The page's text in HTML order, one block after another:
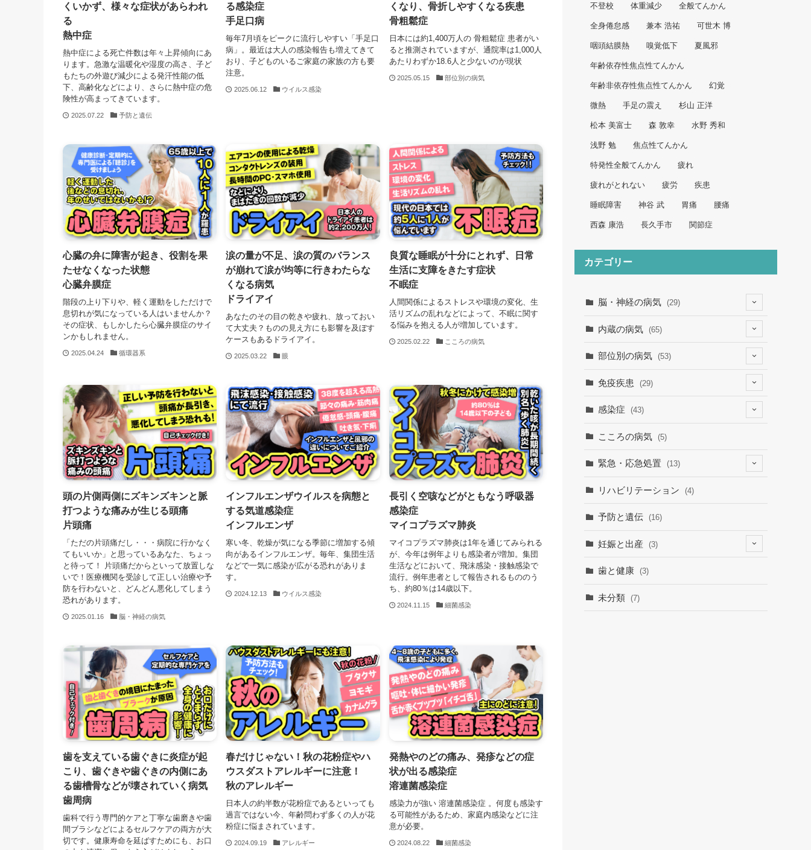
くいかず、様々な症状があらわれ
る
熱中症
熱中症による死亡件数は年々上昇傾向にあ
ります。急激な温暖化や湿度の高さ、子ど
もたちの外遊び減少による発汗性能の低
下、高齢化などにより、さらに熱中症の危
険性が高まってきています。
2025.07.22 予防と遺伝
る感染症
手足口病
毎年7月頃をピークに流行しやすい「手足口
病」。最近は大人の感染報告も増えてきて
おり、子どものいるご家庭の家族の方も要
注意。
2025.06.12 ウイルス感染
くなり、骨折しやすくなる疾患
骨粗鬆症
日本には約1,400万人の 骨粗鬆症 患者がい
ると推測されていますが、通院率は1,000人
あたりわずか18.6人と少ないのが現状
2025.05.15 部位別の病気
心臓の弁に障害が起き、役割を果
たせなくなった状態
心臓弁膜症
階段の上り下りや、軽く運動をしただけで
息切れが気になっている人はいませんか？
その症状、もしかしたら心臓弁膜症のサイ
ンかもしれません。
2025.04.24 循環器系
涙の量が不足、涙の質のバランス
が崩れて涙が均等に行きわたらな
くなる病気
ドライアイ
あなたのその目の乾きや疲れ、放っておい
て大丈夫？ものの見え方にも影響を及ぼす
ケースもあるドライアイ。
2025.03.22 眼
良質な睡眠が十分にとれず、日常
生活に支障をきたす症状
不眠症
人間関係によるストレスや環境の変化、生
活リズムの乱れなどによって、不眠に関す
る悩みを抱える人が増加しています。
2025.02.22 こころの病気
頭の片側両側にズキンズキンと脈
打つような痛みが生じる頭痛
片頭痛
「ただの片頭痛だし・・・病院に行かなく
てもいいか」と思っているあなた、ちょっ
と待って！ 片頭痛だからといって放置しな
いで！医療機関を受診して正しい治療や予
防を行わないと、どんどん悪化してしまう
恐れがあります。
2025.01.16 脳・神経の病気
インフルエンザウイルスを病態と
する気道感染症
インフルエンザ
寒い冬、乾燥が気になる季節に増加する傾
向があるインフルエンザ。毎年、集団生活
などで一気に感染が広がる恐れがありま
す。
2024.12.13 ウイルス感染
長引く空咳などがともなう呼吸器
感染症
マイコプラズマ肺炎
マイコプラズマ肺炎は1年を通じてみられる
が、今年は例年よりも感染者が増加。集団
生活などにおいて、飛沫感染・接触感染で
流行。例年患者として報告されるもののう
ち、約80％は14歳以下。
2024.11.15 細菌感染
歯を支えている歯ぐきに炎症が起
こり、歯ぐきや歯ぐきの内側にあ
る歯槽骨などが壊されていく病気
歯周病
歯科で行う専門的ケアと丁寧な歯磨きや歯
間ブラシなどによるセルフケアの両方が大
切です。健康寿命を延ばすためにも、お口
春だけじゃない！秋の花粉症やハ
ウスダストアレルギーに注意！
秋のアレルギー
日本人の約半数が花粉症であるといっても
過言ではない今、年齢問わず多くの人が花
粉症に悩まされています。
2024.09.19 アレルギー
発熱やのどの痛み、発疹などの症
状が出る感染症
溶連菌感染症
感染力が強い 溶連菌感染症 。何度も感染す
る可能性があるため、家庭内感染などに注
意が必要。
2024.08.22 細菌感染
不登校 体重減少 全般てんかん
全身倦怠感 兼本 浩祐 可世木 博
咽頭結膜熱 嗅覚低下 夏風邪
年齢依存性焦点性てんかん
年齢非依存性焦点性てんかん 幻覚
微熱 手足の震え 杉山 正洋
松本 美富士 森 敦幸 水野 秀和
浅野 勉 焦点性てんかん
特発性全般てんかん 疲れ
疲れがとれない 疲労 疾患
睡眠障害 神谷 武 胃痛 腰痛
西森 康浩 長久手市 関節症
カテゴリー
脳・神経の病気 (29)
(4)
(2)
(1)
(7)
内蔵の病気 (65)
(6)
(19)
(1)
部位別の病気 (53)
(7)
(15)
(3)
免疫疾患 (29)
(8)
感染症 (43)
(9)
(30)
こころの病気 (5)
緊急・応急処置 (13)
(6)
リハビリテーション (4)
予防と遺伝 (16)
妊娠と出産 (3)
歯と健康 (3)
未分類 (7)